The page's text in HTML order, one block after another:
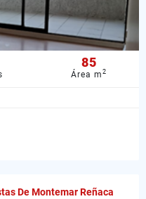
85
Área m2
De Montemar Reñaca